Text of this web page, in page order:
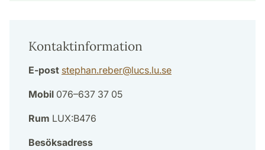
Kontaktinformation
E-post stephan.reber@lucs.lu.se
Mobil 076–637 37 05
Rum LUX:B476
Besöksadress